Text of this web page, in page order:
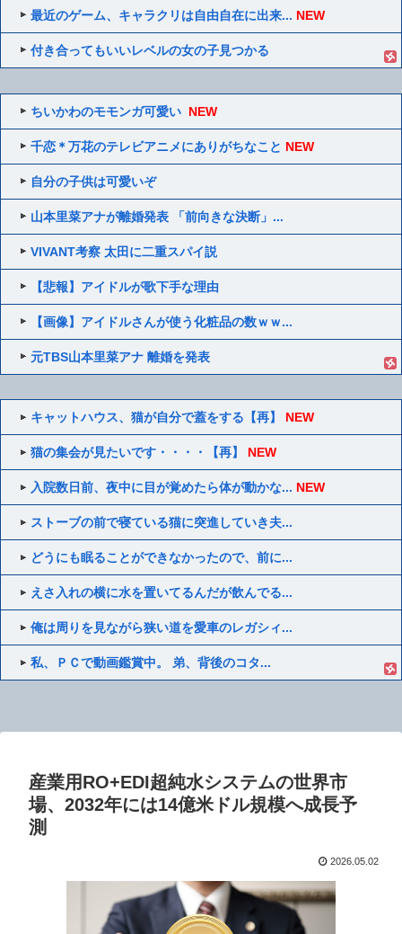
最近のゲーム、キャラクリは自由自在に出来... NEW
付き合ってもいいレベルの女の子見つかる
ちいかわのモモンガ可愛い NEW
千恋＊万花のテレビアニメにありがちなこと NEW
自分の子供は可愛いぞ
山本里菜アナが離婚発表 「前向きな決断」...
VIVANT考察 太田に二重スパイ説
【悲報】アイドルが歌下手な理由
【画像】アイドルさんが使う化粧品の数ｗｗ...
元TBS山本里菜アナ 離婚を発表
キャットハウス、猫が自分で蓋をする【再】 NEW
猫の集会が見たいです・・・・【再】 NEW
入院数日前、夜中に目が覚めたら体が動かな... NEW
ストーブの前で寝ている猫に突進していき夫...
どうにも眠ることができなかったので、前に...
えさ入れの横に水を置いてるんだが飲んでる...
俺は周りを見ながら狭い道を愛車のレガシィ...
私、ＰＣで動画鑑賞中。 弟、背後のコタ...
産業用RO+EDI超純水システムの世界市
場、2032年には14億米ドル規模へ成長予
測
2026.05.02